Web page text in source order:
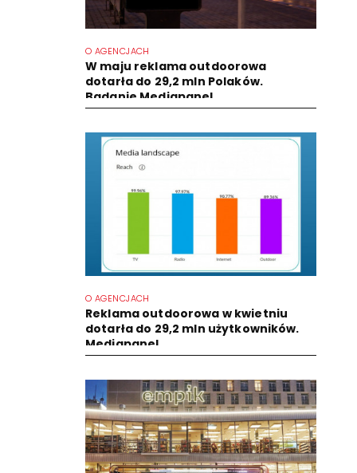
O AGENCJACH
W maju reklama outdoorowa
dotarła do 29,2 mln Polaków.
Badanie Mediapanel
O AGENCJACH
Reklama outdoorowa w kwietniu
dotarła do 29,2 mln użytkowników.
Mediapanel